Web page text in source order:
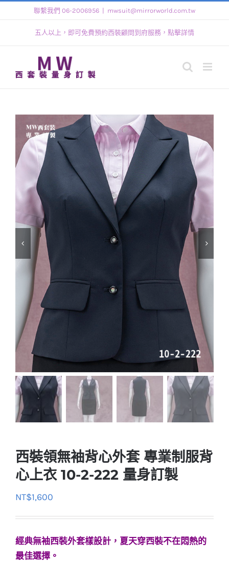
聯繫我們 06-2006956 mwsuit@mirrorworld.com.tw
五人以上，即可免費預約西裝顧問到府服務，點擊詳情
西裝領無袖背心外套 專業制服背
心上衣 10-2-222 量身訂製
NT$1,600
經典無袖西裝外套樣設計，夏天穿西裝不在悶熱的
最佳選擇。